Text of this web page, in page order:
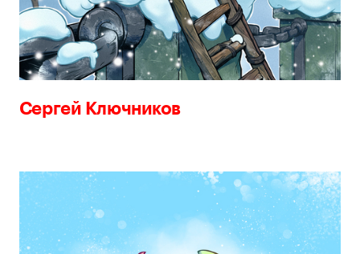
Сергей Ключников